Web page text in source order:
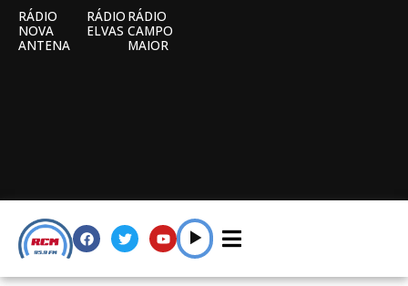
RÁDIO
NOVA
ANTENA
RÁDIO
ELVAS
RÁDIO
CAMPO
MAIOR